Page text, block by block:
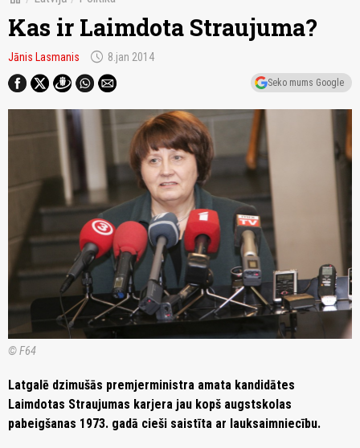
Kas ir Laimdota Straujuma?
Jānis Lasmanis schedule 8.jan 2014
Seko mums Google
© F64
Latgalē dzimušās premjerministra amata kandidātes
Laimdotas Straujumas karjera jau kopš augstskolas
pabeigšanas 1973. gadā cieši saistīta ar lauksaimniecību.